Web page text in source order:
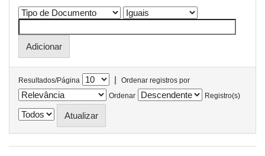
Resultados/Página |
Ordenar registros por
Ordenar
Registro(s)